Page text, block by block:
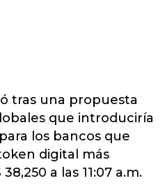
tras una propuesta
que introduciría
los bancos que
digital más
a las 11:07 a.m.